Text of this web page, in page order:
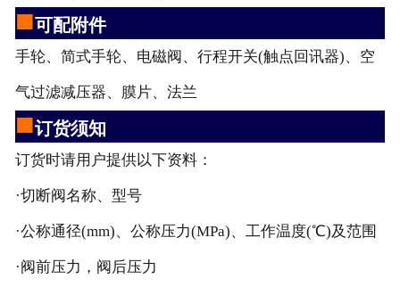
■可配附件
手轮、简式手轮、电磁阀、行程开关(触点回讯器)、空
气过滤减压器、膜片、法兰
■订货须知
订货时请用户提供以下资料：
·切断阀名称、型号
·公称通径(mm)、公称压力(MPa)、工作温度(℃)及范围
·阀前压力，阀后压力